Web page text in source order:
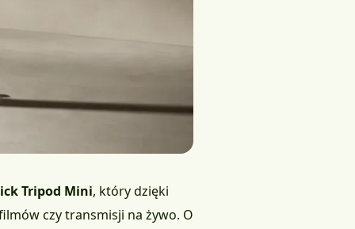
Tripod Mini, który dzięki
czy transmisji na żywo. O